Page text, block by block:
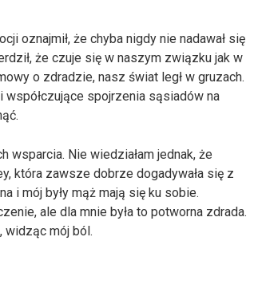
oznajmił, że chyba nigdy nie nadawał się
że czuje się w naszym związku jak w
o zdradzie, nasz świat legł w gruzach.
współczujące spojrzenia sąsiadów na
wsparcia. Nie wiedziałam jednak, że
która zawsze dobrze dogadywała się z
i mój były mąż mają się ku sobie.
ale dla mnie była to potworna zdrada.
widząc mój ból.